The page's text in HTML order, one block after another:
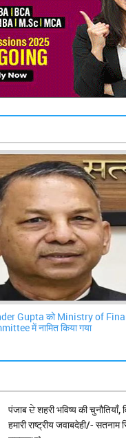
Gupta को Ministry of
में नामित किया गया
पंजाब ਦੇ शहरी भविष्य की चुनौतियाँ,
हमारी राष्ट्रीय जवाबदेही/-